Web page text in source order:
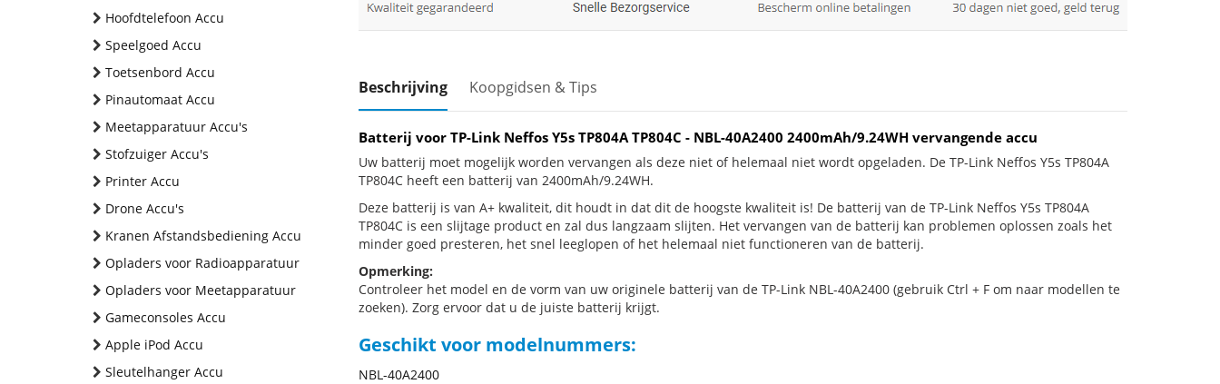
Hoofdtelefoon Accu
Speelgoed Accu
Toetsenbord Accu
Pinautomaat Accu
Meetapparatuur Accu's
Stofzuiger Accu's
Printer Accu
Drone Accu's
Kranen Afstandsbediening Accu
Opladers voor Radioapparatuur
Opladers voor Meetapparatuur
Gameconsoles Accu
Apple iPod Accu
Sleutelhanger Accu
Beschrijving Koopgidsen & Tips
Batterij voor TP-Link Neffos Y5s TP804A TP804C - NBL-40A2400 2400mAh/9.24WH vervangende accu
Uw batterij moet mogelijk worden vervangen als deze niet of helemaal niet wordt opgeladen. De TP-Link Neffos Y5s TP804A
TP804C heeft een batterij van 2400mAh/9.24WH.
Deze batterij is van A+ kwaliteit, dit houdt in dat dit de hoogste kwaliteit is! De batterij van de TP-Link Neffos Y5s TP804A
TP804C is een slijtage product en zal dus langzaam slijten. Het vervangen van de batterij kan problemen oplossen zoals het
minder goed presteren, het snel leeglopen of het helemaal niet functioneren van de batterij.
Opmerking:
Controleer het model en de vorm van uw originele batterij van de TP-Link NBL-40A2400 (gebruik Ctrl + F om naar modellen te
zoeken). Zorg ervoor dat u de juiste batterij krijgt.
Geschikt voor modelnummers:
NBL-40A2400